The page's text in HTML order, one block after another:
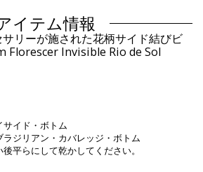
イテム情報
リーが施された花柄サイド結びビ
Florescer Invisible Rio de Sol
サイド・ボトム
ジリアン・カバレッジ・ボトム
平らにして乾かしてください。